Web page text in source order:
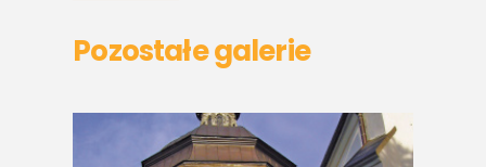
Pozostałe galerie